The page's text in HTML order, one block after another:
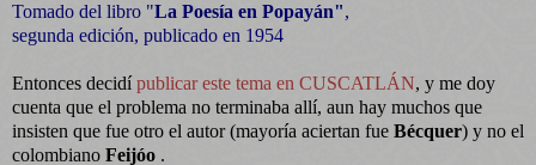
Tomado del libro "La Poesía en Popayán",
segunda edición, publicado en 1954
Entonces decidípublicar este tema en CUSCATLÁN, y me doy
cuenta que el problema no terminaba allí, aun hay muchos que
insisten que fue otro el autor (mayoría aciertan fue Bécquer) y no el
colombiano Feijóo .